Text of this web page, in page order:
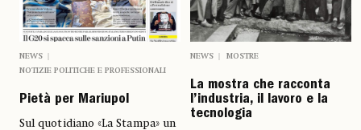
NEWS
NOTIZIE POLITICHE E PROFESSIONALI
Pietà per Mariupol
Sul quotidiano «La Stampa» un
NEWS MOSTRE
La mostra che racconta
l’industria, il lavoro e la
tecnologia